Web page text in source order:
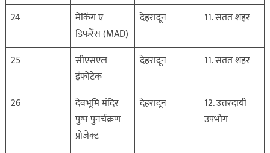
24
मेकिंग ए
डिफरेंस (MAD)
देहरादून 11. सतत शहर
25
सीएसएल
इंफोटेक
देहरादून 11. सतत शहर
26
देवभूमि मंदिर
पुष्प पुनर्चक्रण
प्रोजेक्ट
देहरादून
12. उत्तरदायी
उपभोग